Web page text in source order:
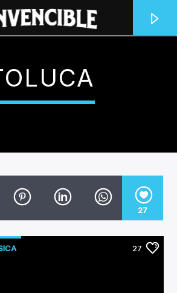
RADIO
INVENCIBLES
27
27